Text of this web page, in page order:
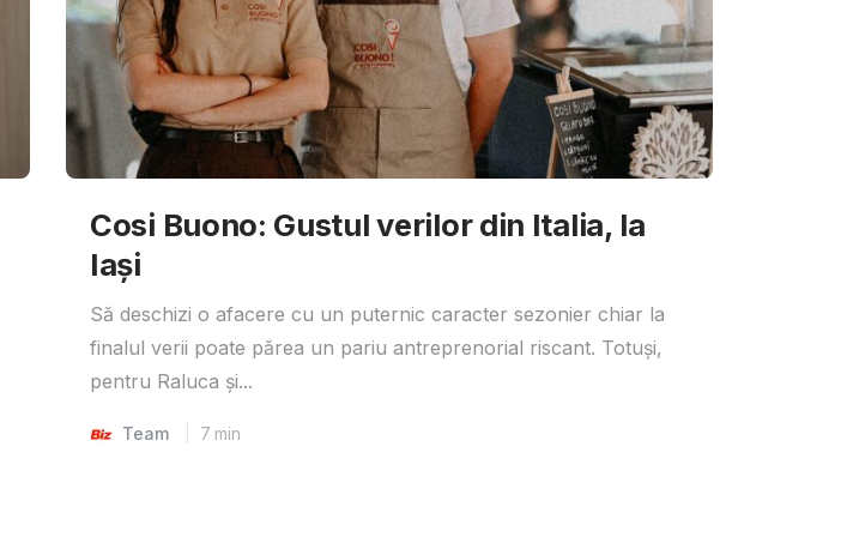
Cosi Buono: Gustul verilor din Italia, la
Iași
Să deschizi o afacere cu un puternic caracter sezonier chiar la
finalul verii poate părea un pariu antreprenorial riscant. Totuși,
pentru Raluca și...
Team 7 min